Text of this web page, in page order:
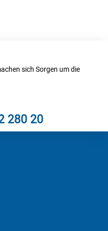
sich Sorgen um die
280 20